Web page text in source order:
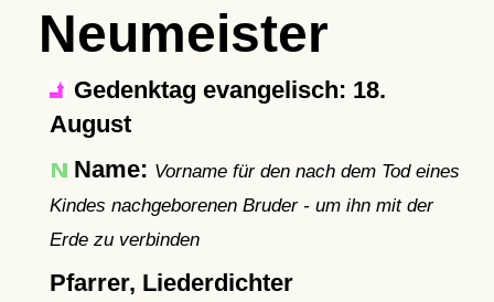
Neumeister
Gedenktag evangelisch: 18.
August
Name: Vorname für den nach dem Tod eines
Kindes nachgeborenen Bruder - um ihn mit der
Erde zu verbinden
Pfarrer, Liederdichter